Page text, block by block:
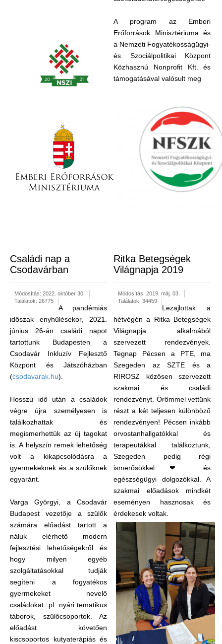
A program az Emberi
Erőforrások Minisztériuma és
a Nemzeti Fogyatékosságügyi-
és Szociálpolitikai Központ
Közhasznú Nonprofit Kft. és
támogatásával valósult meg
Családi nap a
Csodavárban
Módosítás: 2022. október 30.
Találatok: 26775
A pandémiás
időszak enyhülésekor, 2021.
június 26-án családi napot
tartottunk Budapesten a
Csodavár Inkluzív Fejlesztő
Központ és Játszóházban
(csodavarak.hu).
Hosszú idő után a családok
végre újra személyesen is
találkozhattak és
megismerhettük az új tagokat
is. A helyszín remek lehetőség
volt a kikapcsolódásra a
gyermekeknek és a szülőknek
egyaránt.
Varga Györgyi, a Csodavár
Budapest vezetője a szülők
számára előadást tartott a
náluk elérhető modern
fejlesztési lehetőségekről és
hogy milyen egyéb
szolgáltatásokkal tudják
segíteni a fogyatékos
gyermekeket nevelő
családokat: pl. nyári tematikus
táborok, szülőcsoportok. Az
előadást követően
kiscsoportos kutyaterápiás és
Ritka Betegségek
Világnapja 2019
Módosítás: 2019. máj. 03.
Találatok: 34459
Lezajlottak a
hétvégén a Ritka Betegségek
Világnapja alkalmából
szervezett rendezvények.
Tegnap Pécsen a PTE, ma
Szegeden az SZTE és a
RIROSZ közösen szervezett
szakmai és családi
rendezvényt. Örömmel vettünk
részt a két teljesen különböző
rendezvényen! Pécsen inkább
orvostanhallgatókkal és
terapeutákkal találkoztunk,
Szegeden pedig régi
ismerősökkel ❤ és
egészségügyi dolgozókkal. A
szakmai előadások mindkét
eseményen hasznosak és
érdekesek voltak.